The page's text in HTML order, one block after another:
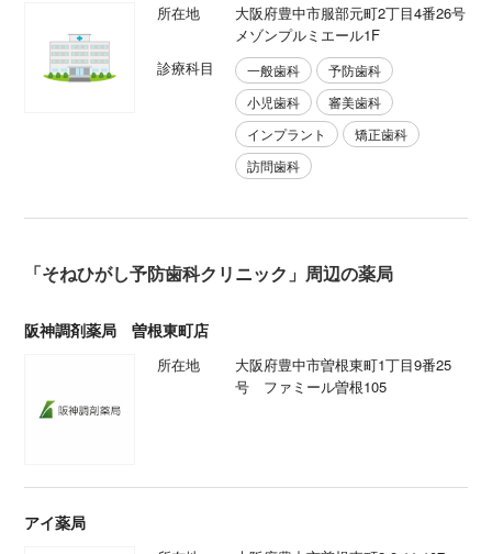
所在地
大阪府豊中市服部元町2丁目4番26号
メゾンプルミエール1F
診療科目
一般歯科
予防歯科
小児歯科
審美歯科
インプラント
矯正歯科
訪問歯科
「そねひがし予防歯科クリニック」周辺の薬局
阪神調剤薬局 曽根東町店
所在地
大阪府豊中市曽根東町1丁目9番25
号 ファミール曽根105
アイ薬局